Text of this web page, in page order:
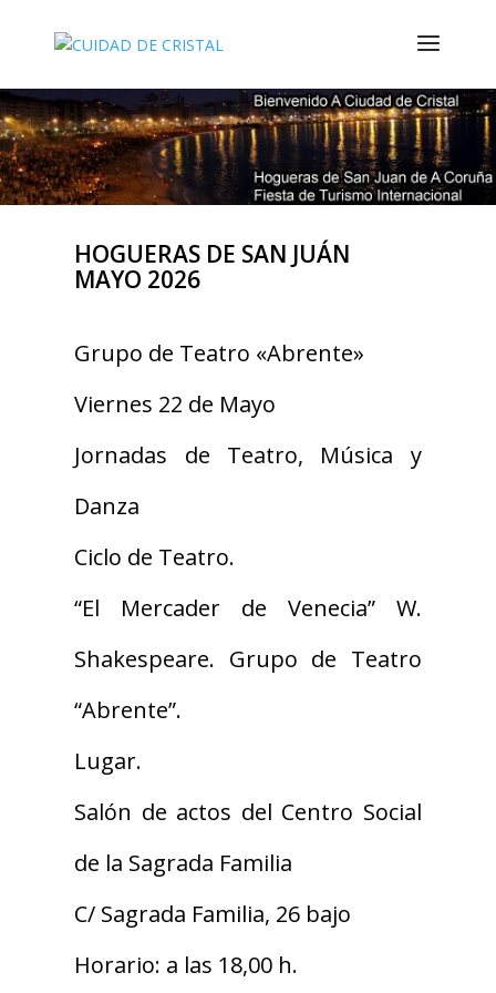
HOGUERAS DE SAN JUÁN
MAYO 2026
Grupo de Teatro «Abrente»
Viernes 22 de Mayo
Jornadas de Teatro, Música y
Danza
Ciclo de Teatro.
“El Mercader de Venecia” W.
Shakespeare. Grupo de Teatro
“Abrente”.
Lugar.
Salón de actos del Centro Social
de la Sagrada Familia
C/ Sagrada Familia, 26 bajo
Horario: a las 18,00 h.